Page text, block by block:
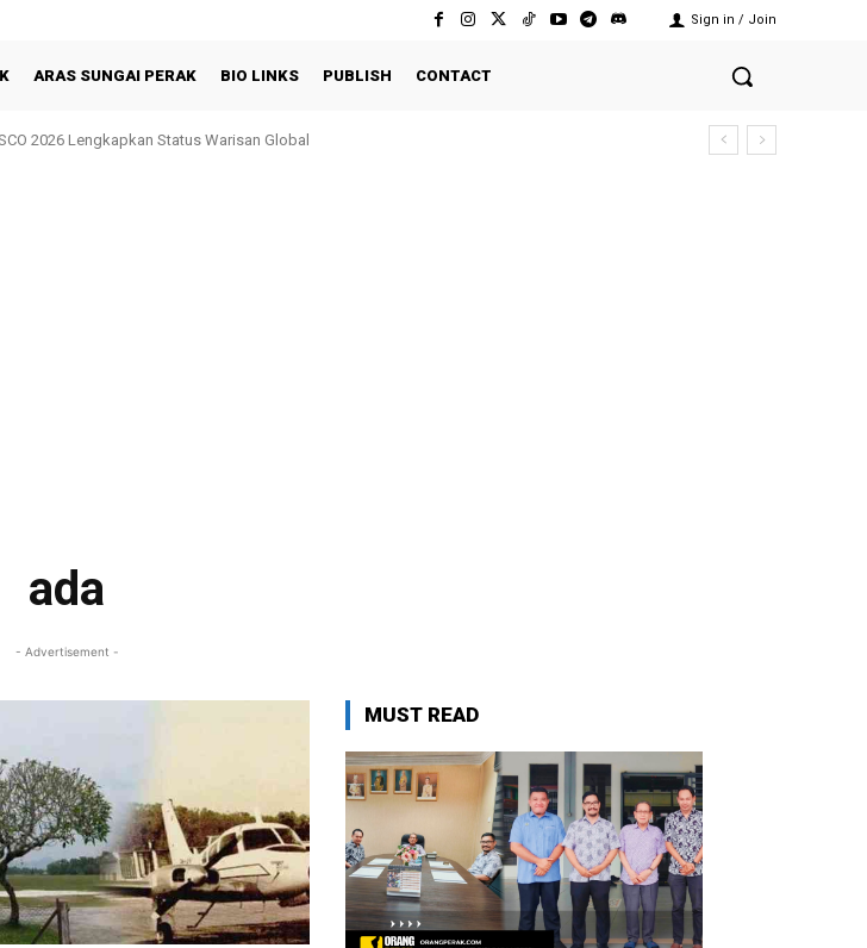
Sign in / Join
ARAS SUNGAI PERAK BIO LINKS PUBLISH CONTACT
2026 Lengkapkan Status Warisan Global
Rakyat di Behrang Stesen
ada
- Advertisement -
MUST READ